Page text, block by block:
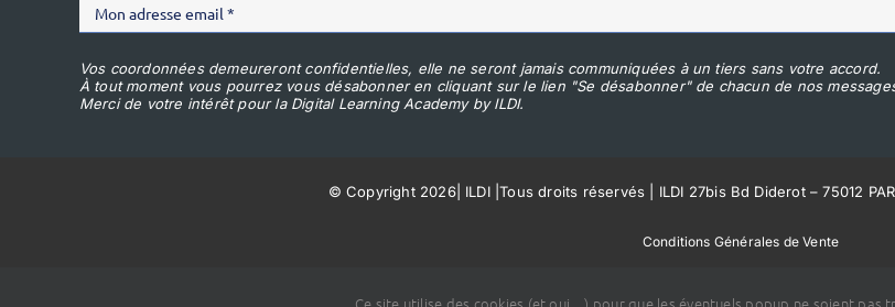
Vos coordonnées demeureront confidentielles, elle ne seront jamais communiquées à un tiers sans votre accord.
À tout moment vous pourrez vous désabonner en cliquant sur le lien "Se désabonner" de chacun de nos
Merci de votre intérêt pour la Digital Learning Academy by ILDI.
© Copyright 2026| ILDI|Tous droits réservés | ILDI 27bis Bd Diderot – 75012
Conditions Générales de Vente